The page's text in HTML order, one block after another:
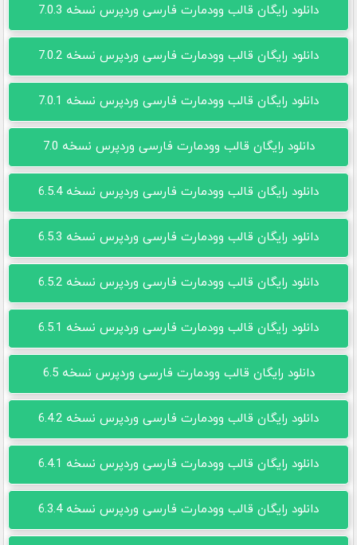
دانلود رایگان قالب وودمارت فارسی وردپرس نسخه 7.0.3
دانلود رایگان قالب وودمارت فارسی وردپرس نسخه 7.0.2
دانلود رایگان قالب وودمارت فارسی وردپرس نسخه 7.0.1
دانلود رایگان قالب وودمارت فارسی وردپرس نسخه 7.0
دانلود رایگان قالب وودمارت فارسی وردپرس نسخه 6.5.4
دانلود رایگان قالب وودمارت فارسی وردپرس نسخه 6.5.3
دانلود رایگان قالب وودمارت فارسی وردپرس نسخه 6.5.2
دانلود رایگان قالب وودمارت فارسی وردپرس نسخه 6.5.1
دانلود رایگان قالب وودمارت فارسی وردپرس نسخه 6.5
دانلود رایگان قالب وودمارت فارسی وردپرس نسخه 6.4.2
دانلود رایگان قالب وودمارت فارسی وردپرس نسخه 6.4.1
دانلود رایگان قالب وودمارت فارسی وردپرس نسخه 6.3.4